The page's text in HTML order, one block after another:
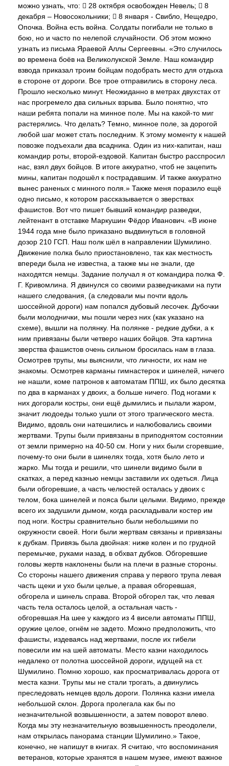
можно узнать, что:  28 октября освобожден Невель;  8
декабря – Новосокольники;  8 января - Свибло, Нещедро,
Опочка. Война есть война. Солдаты погибали не только в
бою, но и часто по нелепой случайности. Об этом можно
узнать из письма Яраевой Аллы Сергеевны. «Это случилось
во времена боёв на Великолукской Земле. Наш командир
взвода приказал троим бойцам подобрать место для отдыха
в стороне от дороги. Все трое отправились в сторону леса.
Прошло несколько минут. Неожиданно в метрах двухстах от
нас прогремело два сильных взрыва. Было понятно, что
наши ребята попали на минное поле. Мы на какой-то миг
растерялись. Что делать? Темно, минное поле, за дорогой
любой шаг может стать последним. К этому моменту к нашей
повозке подъехали два всадника. Один из них-капитан, наш
командир роты, второй-ездовой. Капитан быстро расспросил
нас, взял двух бойцов. В итоге аккуратно, чтоб не зацепить
мины, капитан подошёл к пострадавшим. И также аккуратно
вынес раненых с минного поля.» Также меня поразило ещё
одно письмо, к котором рассказывается о зверствах
фашистов. Вот что пишет бывший командир разведки,
лейтенант в отставке Маркушин Фёдор Иванович. «В июне
1944 года мне было приказано выдвинуться в головной
дозор 210 ГСП. Наш полк шёл в направлении Шумилино.
Движение полка было приостановлено, так как местность
впереди была не известна, а также мы не знали, где
находятся немцы. Задание получал я от командира полка Ф.
Г. Кривомлина. Я двинулся со своими разведчиками на пути
нашего следования, (а следовали мы почти вдоль
шоссейной дороги) нам попался дубовый лесочек. Дубочки
были молоднички, мы пошли через них (как указано на
схеме), вышли на полянку. На полянке - редкие дубки, а к
ним привязаны были четверо наших бойцов. Эта картина
зверства фашистов очень сильном бросилась нам в глаза.
Осмотрев трупы, мы выяснили, что личности, их нам не
знакомы. Осмотрев карманы гимнастерок и шинелей, ничего
не нашли, коме патронов к автоматам ППШ, их было десятка
по два в карманах у двоих, а больше ничего. Под ногами к
них догорали костры, они ещё дымились и пылали жаром,
значит людоеды только ушли от этого трагического места.
Видимо, вдовль они натешились и налюбовались своими
жертвами. Трупы были привязаны в приподнятом состоянии
от земли примерно на 40-50 см. Ноги у них были сгоревшие,
почему-то они были в шинелях тогда, хотя было лето и
жарко. Мы тогда и решили, что шинели видимо были в
скатках, а перед казнью немцы заставили их одеться. Лица
были обгоревшие, а часть челюстей осталась у двоих с
телом, бока шинелей и пояса были целыми. Видимо, прежде
всего их задушили дымом, когда раскладывали костер им
под ноги. Костры сравнительно были небольшими по
окружности своей. Ноги были жертвам связаны и привязаны
к дубкам. Привязь была двойная: ниже колен и по грудной
перемычке, руками назад, в обхват дубков. Обгоревшие
головы жертв наклонены были на плечи в разные стороны.
Со стороны нашего движения справа у первого трупа левая
часть щеки и ухо были целые, а правая обгоревшая,
обгорела и шинель справа. Второй обгорел так, что левая
часть тела осталось целой, а остальная часть -
обгоревшая.На шее у каждого из 4 висели автоматы ППШ,
оружие целое, огнём не задето. Можно предположить, что
фашисты, издеваясь над жертвами, после их гибели
повесили им на шей автоматы. Место казни находилось
недалеко от полотна шоссейной дороги, идущей на ст.
Шумилино. Помню хорошо, как просматривалась дорога от
места казни. Трупы мы не стали трогать, а двинулись
преследовать немцев вдоль дороги. Полянка казни имела
небольшой склон. Дорога пролегала как бы по
незначительной возвышенности, а затем поворот влево.
Когда мы эту незначительную возвышенность преодолели,
нам открылась панорама станции Шумилино.» Такое,
конечно, не напишут в книгах. Я считаю, что воспоминания
ветеранов, которые хранятся в нашем музее, имеют важное